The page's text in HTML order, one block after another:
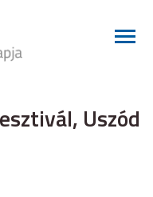
Uszód